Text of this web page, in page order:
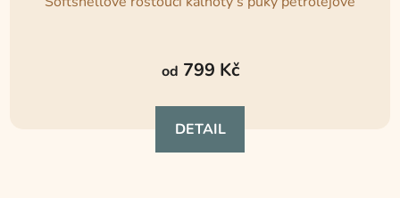
hodnocení
je
4,5
z
od 799 Kč
DETAIL